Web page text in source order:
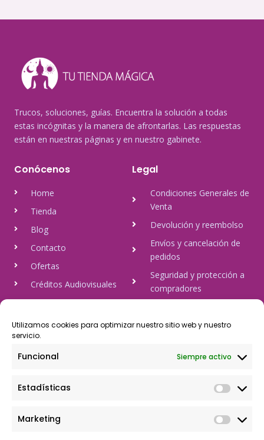
Utilizamos cookies para optimizar nuestro sitio web y nuestro
servicio.
Funcional Siempre activo
Estadísticas
Marketing
Trucos, soluciones, guías. Encuentra la solución a todas
estas incógnitas y la manera de afrontarlas. Las respuestas
están en nuestras páginas y en nuestro gabinete.
Conócenos
Home
Tienda
Blog
Contacto
Ofertas
Créditos Audiovisuales
tulineamagica.com
Legal
Condiciones Generales de
Venta
Devolución y reembolso
Envíos y cancelación de
pedidos
Seguridad y protección a
compradores
Política de cookies